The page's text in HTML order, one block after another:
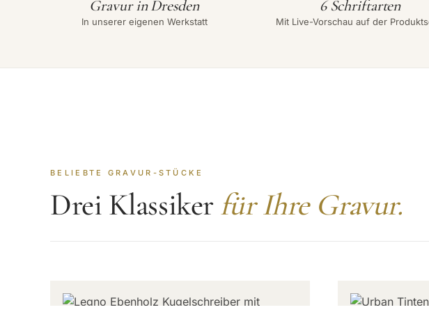
Gravur in Dresden
In unserer eigenen Werkstatt
6 Schriftarten
Mit Live-Vorschau auf der
BELIEBTE GRAVUR-STÜCKE
Drei Klassikerfür Ihre Gravur.